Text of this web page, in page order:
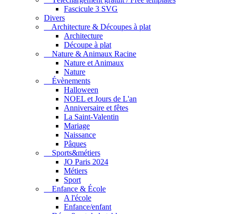
Fascicule 3 SVG
Divers
Architecture & Découpes à plat
Architecture
Découpe à plat
Nature & Animaux Racine
Nature et Animaux
Nature
Évènements
Halloween
NOEL et Jours de L'an
Anniversaire et fêtes
La Saint-Valentin
Mariage
Naissance
Pâques
Sports&métiers
JO Paris 2024
Métiers
Sport
Enfance & École
A l'école
Enfance/enfant